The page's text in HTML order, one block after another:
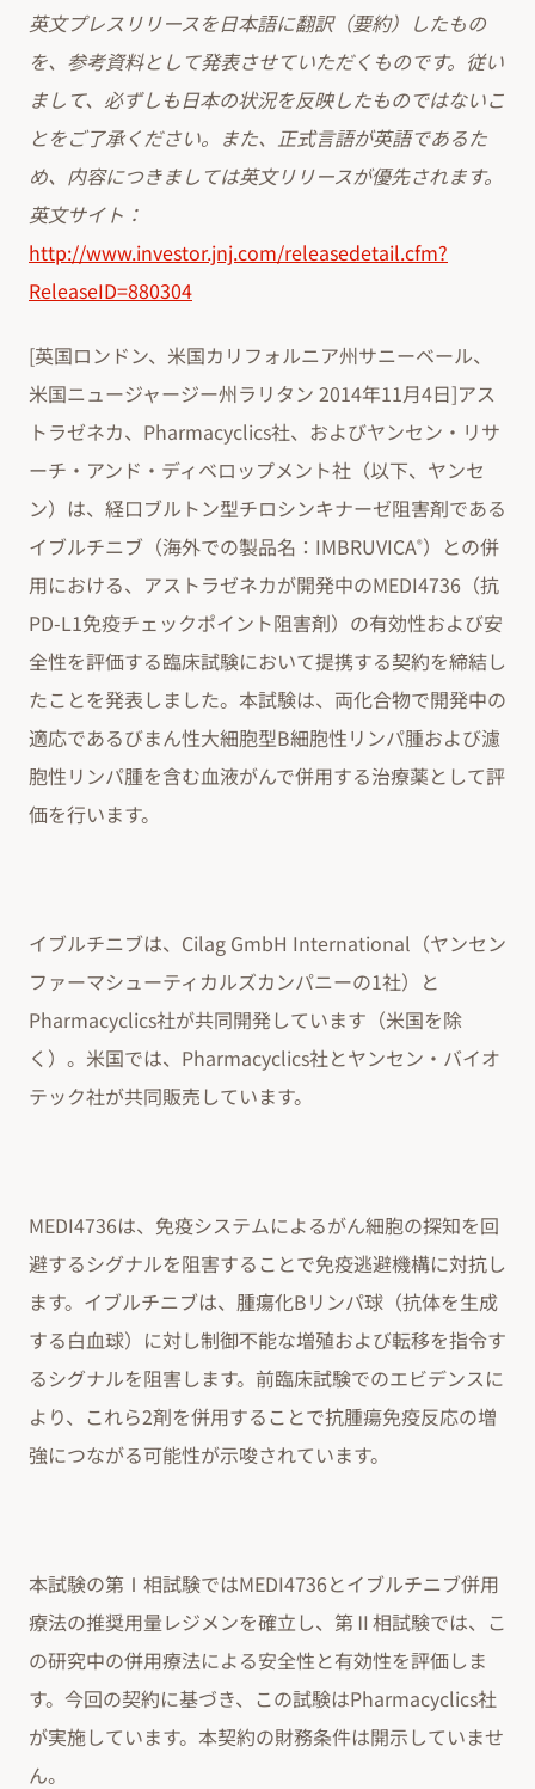
英文プレスリリースを日本語に翻訳（要約）したもの
を、参考資料として発表させていただくものです。従い
まして、必ずしも日本の状況を反映したものではないこ
とをご了承ください。また、正式言語が英語であるた
め、内容につきましては英文リリースが優先されます。
英文サイト：
http://www.investor.jnj.com/releasedetail.cfm?
ReleaseID=880304
[英国ロンドン、米国カリフォルニア州サニーベール、
米国ニュージャージー州ラリタン 2014年11月4日]アス
トラゼネカ、Pharmacyclics社、およびヤンセン・リサ
ーチ・アンド・ディベロップメント社（以下、ヤンセ
ン）は、経口ブルトン型チロシンキナーゼ阻害剤である
イブルチニブ（海外での製品名：IMBRUVICA®）との併
用における、アストラゼネカが開発中のMEDI4736（抗
PD-L1免疫チェックポイント阻害剤）の有効性および安
全性を評価する臨床試験において提携する契約を締結し
たことを発表しました。本試験は、両化合物で開発中の
適応であるびまん性大細胞型B細胞性リンパ腫および濾
胞性リンパ腫を含む血液がんで併用する治療薬として評
価を行います。
イブルチニブは、Cilag GmbH International（ヤンセン
ファーマシューティカルズカンパニーの1社）と
Pharmacyclics社が共同開発しています（米国を除
く）。米国では、Pharmacyclics社とヤンセン・バイオ
テック社が共同販売しています。
MEDI4736は、免疫システムによるがん細胞の探知を回
避するシグナルを阻害することで免疫逃避機構に対抗し
ます。イブルチニブは、腫瘍化Bリンパ球（抗体を生成
する白血球）に対し制御不能な増殖および転移を指令す
るシグナルを阻害します。前臨床試験でのエビデンスに
より、これら2剤を併用することで抗腫瘍免疫反応の増
強につながる可能性が示唆されています。
本試験の第Ⅰ相試験ではMEDI4736とイブルチニブ併用
療法の推奨用量レジメンを確立し、第Ⅱ相試験では、こ
の研究中の併用療法による安全性と有効性を評価しま
す。今回の契約に基づき、この試験はPharmacyclics社
が実施しています。本契約の財務条件は開示していませ
ん。